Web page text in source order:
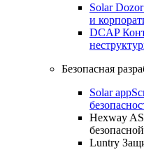
Solar Dozor
и
DCAP
Безопасная
Solar
Hexway
Luntry